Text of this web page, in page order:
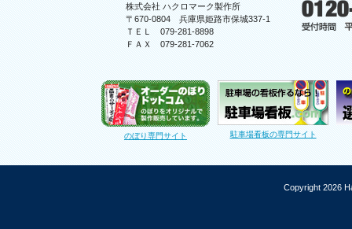
株式会社 ハクロマーク製作所
〒670-0804 兵庫県姫路市保城337-1
ＴＥＬ 079-281-8898
ＦＡＸ 079-281-7062
のぼり専門サイト 駐車場看板の専門サイト
Copyright 2026